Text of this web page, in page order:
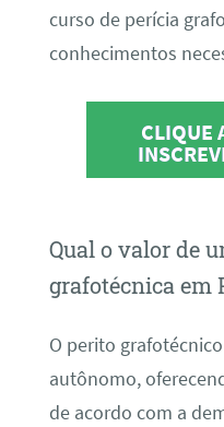
curso de perícia
conhecimentos
CLIQUE
Qual o valor de
grafotécnica em
O perito
autônomo,
de acordo com a